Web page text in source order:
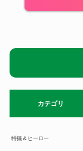
カテゴリ
特撮＆ヒーロー